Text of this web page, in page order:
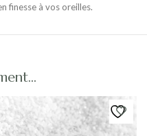
finesse à vos oreilles.